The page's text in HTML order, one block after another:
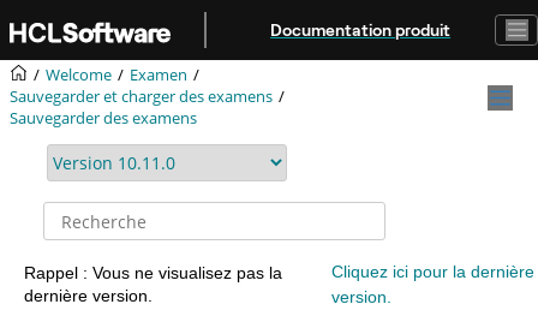
Aller au contenu principal
Documentation produit
Welcome
Examen
Sauvegarder et charger des examens
Sauvegarder des examens
Rappel : Vous ne visualisez pas la
dernière version.
Cliquez ici pour la dernière
version.